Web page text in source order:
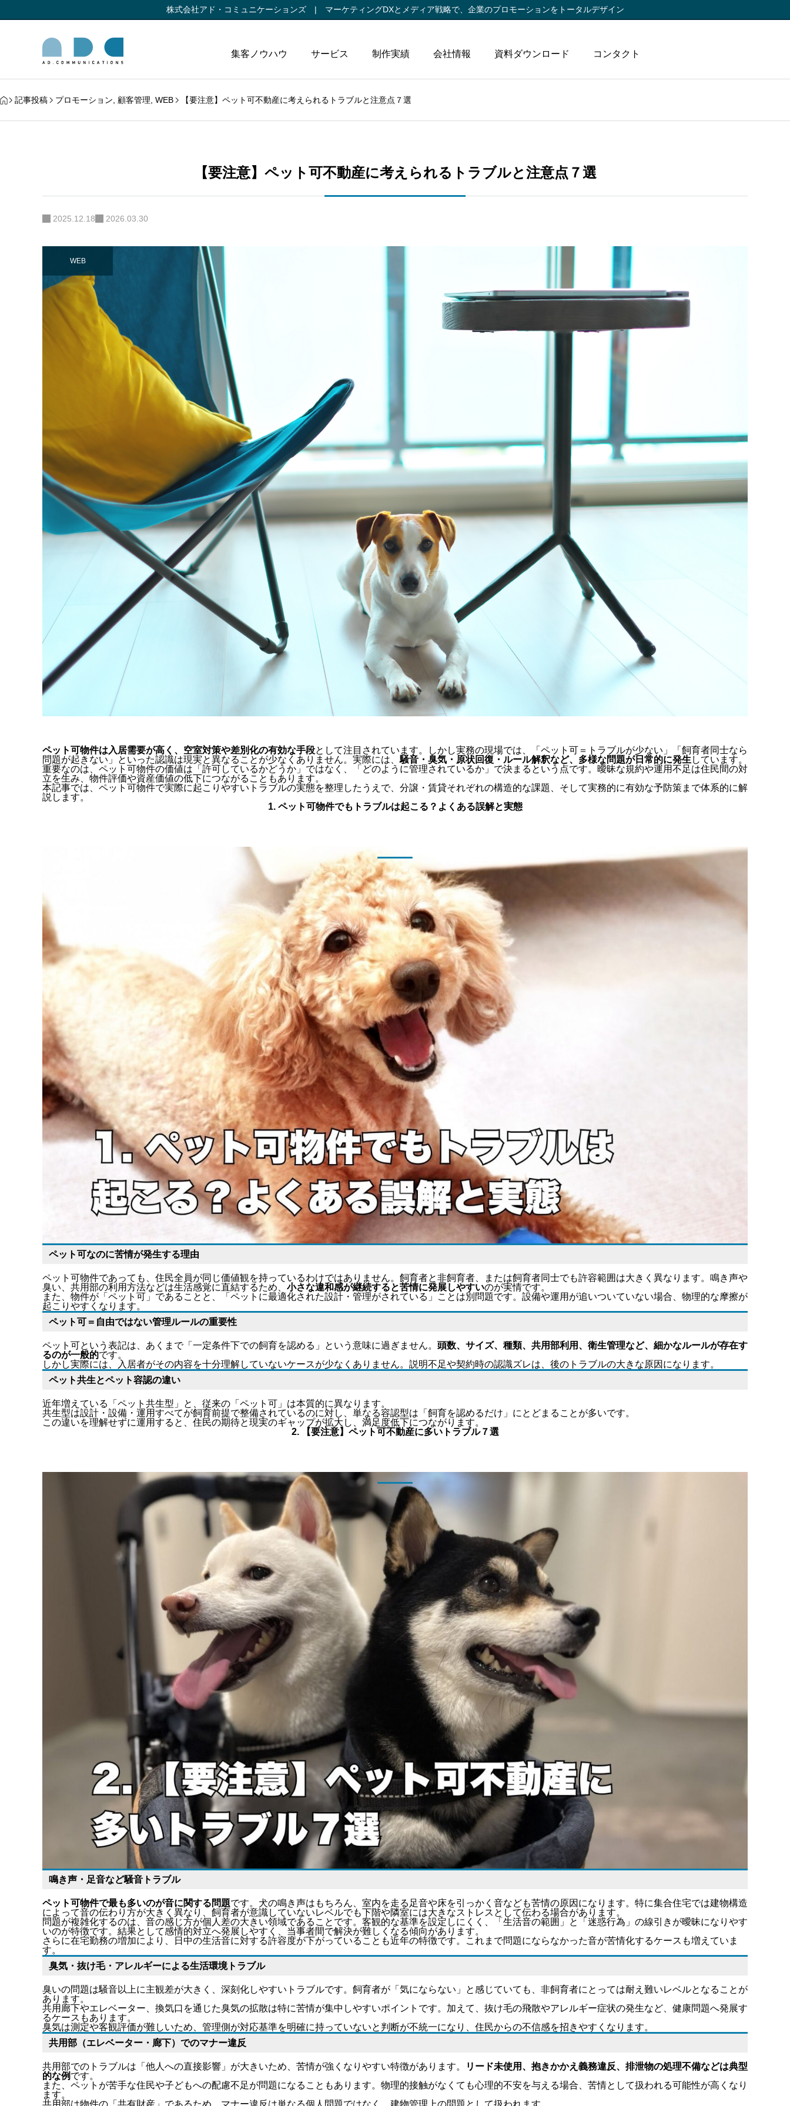
株式会社アド・コミュニケーションズ | マーケティングDXとメディア戦略で、 企業のプロモーションをトータルデザイン
集客ノウハウ サービス 制作実績 会社情報 資料ダウンロード コンタクト
記事投稿 プロモーション 顧客管理 WEB 【要注意】ペット可不動産に考えられるトラブルと注意点７選
【要注意】ペット可不動産に考えられるトラブルと注意点７選
2025.12.18 2026.03.30
WEB
ペット可物件は入居需要が高く、空室対策や差別化の有効な手段として注目されています。しかし実務の現場では、「ペット可＝トラブルが少ない」「飼育者同士なら
問題が起きない」といった認識は現実と異なることが少なくありません。実際には、 騒音・臭気・原状回復・ルール解釈など、多様な問題が日常的に発生 しています。
重要なのは、ペット可物件の価値は「許可しているかどうか」ではなく、「どのように管理されているか」で決まるという点です。曖昧な規約や運用不足は住民間の対
立を生み、物件評価や資産価値の低下につながることもあります。
本記事では、ペット可物件で実際に起こりやすいトラブルの実態を整理したうえで、 分譲・賃貸それぞれの構造的な課題、そして実務的に有効な予防策まで体系的に解
説します。
1. ペット可物件でもトラブルは起こる？よくある誤解と実態
ペット可なのに苦情が発生する理由
ペット可物件であっても、住民全員が同じ価値観を持っているわけではありません。飼育者と非飼育者、または飼育者同士でも許容範囲は大きく異なります。鳴き声や
臭い、共用部の利用方法などは生活感覚に直結するため、 小さな違和感が継続すると苦情に発展しやすいのが実情です。
また、 物件が「ペット可」であることと、「ペットに最適化された設計・管理がされている」ことは別問題です。設備や運用が追いついていない場合、物理的な摩擦が
起こりやすくなります。
ペット可＝自由ではない管理ルールの重要性
ペット可という表記は、あくまで「一定条件下での飼育を認める」という意味に過ぎません。 頭数、サイズ、種類、共用部利用、衛生管理など、細かなルールが存在す
るのが一般的です。
しかし実際には、入居者がその内容を十分理解していないケースが少なくありません。説明不足や契約時の認識ズレは、後のトラブルの大きな原因になります。
ペット共生とペット容認の違い
近年増えている「ペット共生型」と、従来の「ペット可」は本質的に異なります。
共生型は設計・設備・運用すべてが飼育前提で整備されているのに対し、単なる容認型は「飼育を認めるだけ」 にとどまることが多いです。
この違いを理解せずに運用すると、住民の期待と現実のギャップが拡大し、満足度低下につながります。
2. 【要注意】ペット可不動産に多いトラブル７選
鳴き声・足音など騒音トラブル
ペット可物件で最も多いのが音に関する問題です。犬の鳴き声はもちろん、室内を走る足音や床を引っかく音なども苦情の原因になります。特に集合住宅では建物構造
によって音の伝わり方が大きく異なり、 飼育者が意識していないレベルでも下階や隣室には大きなストレスとして伝わる場合があります。
問題が複雑化するのは、音の感じ方が個人差の大きい領域であることです。客観的な基準を設定しにくく、「生活音の範囲」と「迷惑行為」の線引きが曖昧になりやす
いのが特徴です。結果として感情的対立へ発展しやすく、当事者間で解決が難しくなる傾向があります。
さらに在宅勤務の増加により、日中の生活音に対する許容度が下がっていることも近年の特徴です。これまで問題にならなかった音が苦情化するケースも増えていま
す。
臭気・抜け毛・アレルギーによる生活環境トラブル
臭いの問題は騒音以上に主観差が大きく、深刻化しやすいトラブルです。飼育者が「気にならない」と感じていても、非飼育者にとっては耐え難いレベルとなることが
あります。
共用廊下やエレベーター、換気口を通じた臭気の拡散は特に苦情が集中しやすいポイント です。加えて、抜け毛の飛散やアレルギー症状の発生など、健康問題へ発展す
るケースもあります。
臭気は測定や客観評価が難しいため、管理側が対応基準を明確に持っていないと判断が不統一になり、住民からの不信感を招きやすくなります。
共用部（エレベーター・廊下）でのマナー違反
共用部でのトラブルは「他人への直接影響」が大きいため、苦情が強くなりやすい特徴があります。
リード未使用、抱きかかえ義務違反、排泄物の処理不備などは典型
的な例 です。
また、ペットが苦手な住民や子どもへの配慮不足が問題になることもあります。物理的接触がなくても心理的不安を与える場合、苦情として扱われる可能性が高くなり
ます。
共用部は物件の「共有財産」であるため、マナー違反は単なる個人問題ではなく、建物管理上の問題として扱われます。